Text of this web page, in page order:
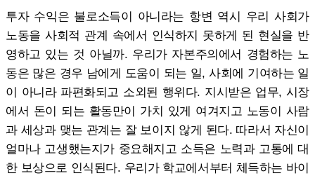
투자 수익은 불로소득이 아니라는 항변 역시 우리 사회가
노동을 사회적 관계 속에서 인식하지 못하게 된 현실을 반
영하고 있는 것 아닐까. 우리가 자본주의에서 경험하는 노
동은 많은 경우 남에게 도움이 되는 일, 사회에 기여하는 일
이 아니라 파편화되고 소외된 행위다. 지시받은 업무, 시장
에서 돈이 되는 활동만이 가치 있게 여겨지고 노동이 사람
과 세상과 맺는 관계는 잘 보이지 않게 된다. 따라서 자신이
얼마나 고생했는지가 중요해지고 소득은 노력과 고통에 대
한 보상으로 인식된다. 우리가 학교에서부터 체득하는 바이